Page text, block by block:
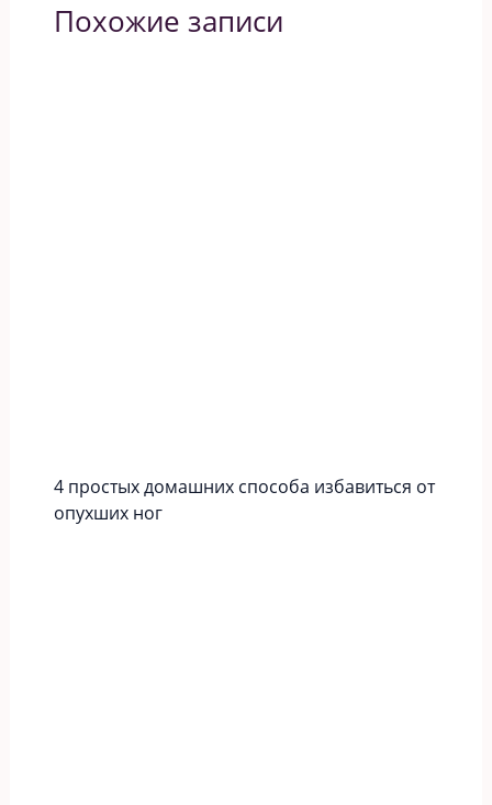
Похожие записи
4 простых домашних способа избавиться от
опухших ног